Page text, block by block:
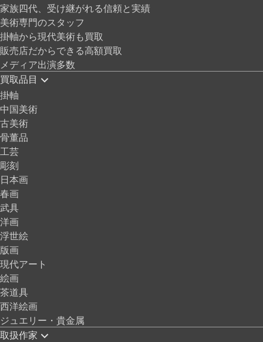
家族四代、受け継がれる信頼と実績
美術専門のスタッフ
掛軸から現代美術も買取
販売店だからできる高額買取
メディア出演多数
買取品目
掛軸
中国美術
古美術
骨董品
工芸
彫刻
日本画
春画
武具
洋画
浮世絵
版画
現代アート
絵画
茶道具
西洋絵画
ジュエリー・貴金属
取扱作家